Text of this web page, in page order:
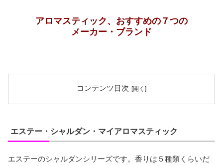
アロマスティック、おすすめの７つの
メーカー・ブランド
コンテンツ目次
エステー・シャルダン・マイアロマスティック
エステーのシャルダンシリーズです。香りは５種類くらいだ